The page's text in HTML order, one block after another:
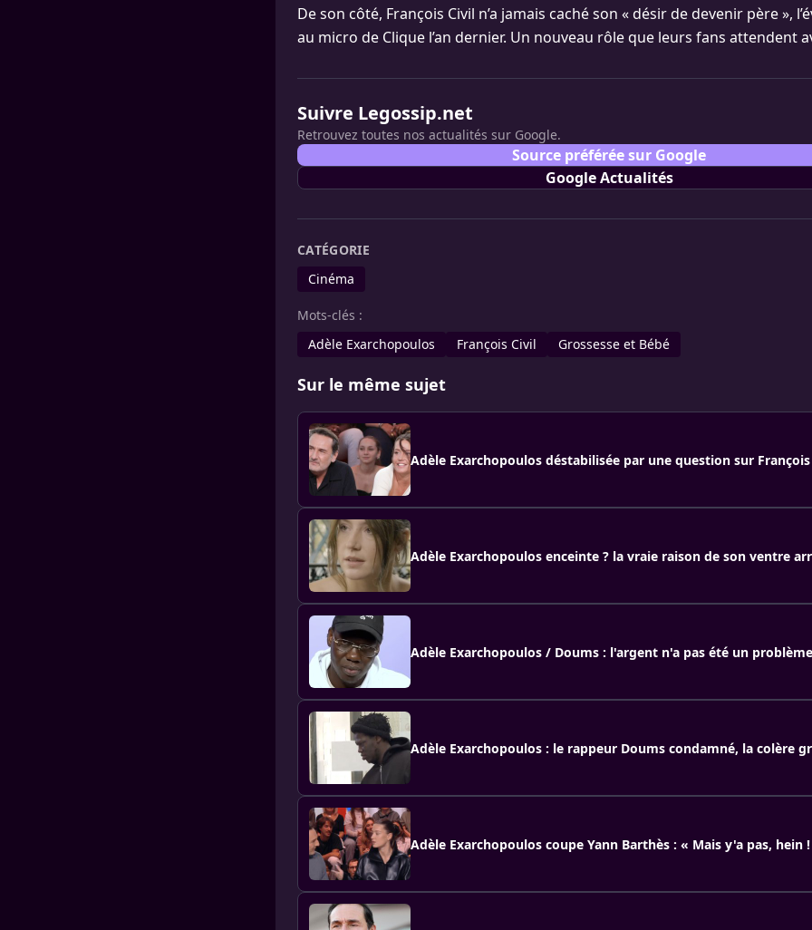
De son côté, François Civil n’a jamais caché son « désir de devenir père »,
au micro de Clique l’an dernier. Un nouveau rôle que leurs fans attendent
Suivre Legossip.net
Retrouvez toutes nos actualités sur Google.
Source préférée sur Google
Google Actualités
CATÉGORIE
Cinéma
Mots-clés :
Adèle Exarchopoulos
François Civil Grossesse et Bébé
Sur le même sujet
Adèle Exarchopoulos déstabilisée par une question sur
Adèle Exarchopoulos enceinte ? la vraie raison de son ventre
Adèle Exarchopoulos / Doums : l'argent n'a pas été un problème
Adèle Exarchopoulos : le rappeur Doums condamné, la colère
Adèle Exarchopoulos coupe Yann Barthès : « Mais y'a pas, hein